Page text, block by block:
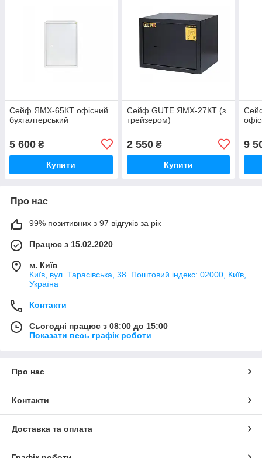
Сейф ЯМХ-65КТ офісний
бухгалтерський
5 600 ₴
Купити
Сейф GUTE ЯМХ-27КТ (з
трейзером)
2 550₴
Купити
9
Про нас
99% позитивних з 97 відгуків за рік
Працює з 15.02.2020
м. Київ
Київ, вул. Тарасівська, 38. Поштовий індекс: 02000, Київ,
Україна
Контакти
Сьогодні працює з 08:00 до 15:00
Показати весь графік роботи
Про нас
Контакти
Доставка та оплата